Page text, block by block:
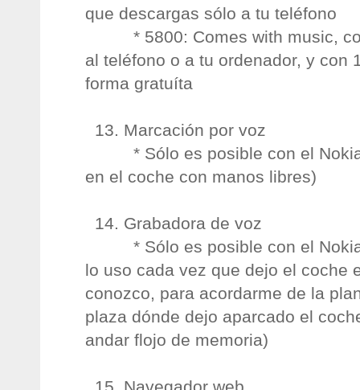
que descargas sólo a tu teléfono
* 5800: Comes with music,
al teléfono o a tu ordenador, y con
forma gratuíta
13. Marcación por voz
* Sólo es posible con el Nokia
en el coche con manos libres)
14. Grabadora de voz
* Sólo es posible con el Nokia
lo uso cada vez que dejo el coche
conozco, para acordarme de la
plaza dónde dejo aparcado el
andar flojo de memoria)
15. Navegador web